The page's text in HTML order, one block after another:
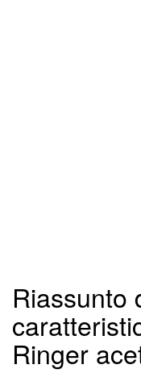
Riassunto
Ringer